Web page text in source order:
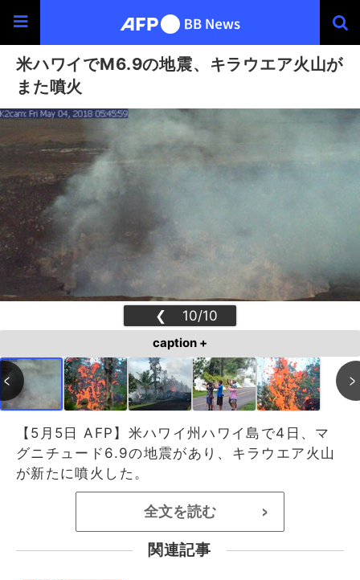
米ハワイでM6.9の地震、キラウエア火山が
また噴火
❮
10/10
❯
caption +
【5月5日 AFP】米ハワイ州ハワイ島で4日、マ
グニチュード6.9の地震があり、キラウエア火山
が新たに噴火した。
全文を読む >
関連記事